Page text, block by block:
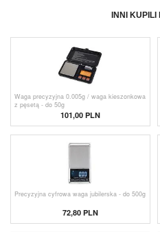
INNI KUPILI
Waga precyzyjna 0.005g / waga kieszonkowa
z pęsetą - do 50g
101,00 PLN
Precyzyjna cyfrowa waga jubilerska - do 500g
72,80 PLN